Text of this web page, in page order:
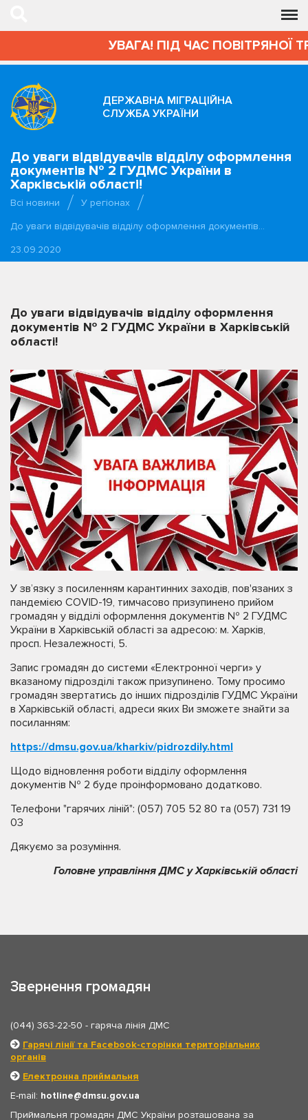
УВАГА! ПІД ЧАС ПОВІТРЯНОЇ
ДЕРЖАВНА МІГРАЦІЙНА
СЛУЖБА УКРАЇНИ
До уваги відвідувачів відділу оформлення
документів № 2 ГУДМС України в
Харківській області!
Всі новини
У регіонах
До уваги відвідувачів відділу оформлення документів…
23.09.2020
До уваги відвідувачів відділу оформлення
документів № 2 ГУДМС України в Харківській
області!
У зв’язку з посиленням карантинних заходів, пов'язаних з
пандемією СОVID-19, тимчасово призупинено прийом
громадян у відділі оформлення документів № 2 ГУДМС
України в Харківській області за адресою: м. Харків,
просп. Незалежності, 5.
Запис громадян до системи «Електронної черги» у
вказаному підрозділі також призупинено. Тому просимо
громадян звертатись до інших підрозділів ГУДМС України
в Харківській області, адреси яких Ви зможете знайти за
посиланням:
https://dmsu.gov.ua/kharkiv/pidrozdily.html
Щодо відновлення роботи відділу оформлення
документів № 2 буде проінформовано додатково.
Телефони "гарячих ліній": (057) 705 52 80 та (057) 731 19
03
Дякуємо за розуміння.
Головне управління ДМС у Харківській області
Звернення громадян
(044) 363-22-50 - гаряча лінія ДМС
Гарячі лінії та Facebook-сторінки територіальних
органів
Електронна приймальня
E-mail: hotline
dmsu.gov.ua
Приймальня громадян ДМС України розташована за